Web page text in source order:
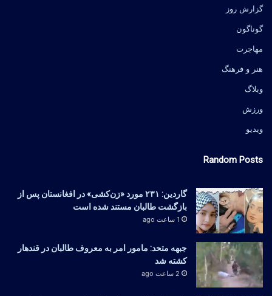
گزارش روز
گوناگون
مهاجرت
هنر و فرهنگ
وبلاگ
ورزش
ویدیو
Random Posts
گاردین: ۲۳۱ مورد «زن‌کشی» در افغانستان پس از
بازگشت طالبان مستند شده است
1 ساعت ago
جبهه متحد: مامور امر به معروف طالبان در قندهار
کشته شد
2 ساعت ago